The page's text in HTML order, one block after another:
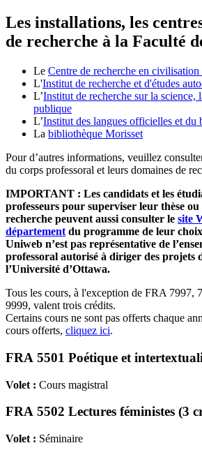
Les installations, les
de recherche à la Faculté
Le Centre de recherche en civilisation
L'Institut de recherche et d'études
L’Institut de recherche sur la science,
publique
L’Institut des langues officielles et
La bibliothèque Morisset
Pour d’autres informations, veuillez
du corps professoral et leurs domaines de
IMPORTANT : Les candidats et les
professeurs pour superviser leur thèse
recherche peuvent aussi consulter le site
département du programme de leur
Uniweb n’est pas représentative de
professoral autorisé à diriger des projets
l’Université d’Ottawa.
Tous les cours, à l'exception de FRA 7997,
9999, valent trois crédits.
Certains cours ne sont pas offerts chaque
cours offerts, cliquez ici.
FRA 5501 Poétique et
Volet : Cours magistral
FRA 5502 Lectures féministes (3
Volet : Séminaire